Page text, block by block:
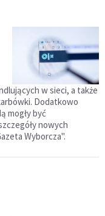
w sieci, a także
Dodatkowo
mogły być
nowych
Wyborcza".